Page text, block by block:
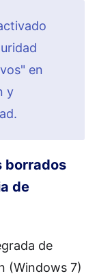
en
y
borrados
de
de
(Windows 7)